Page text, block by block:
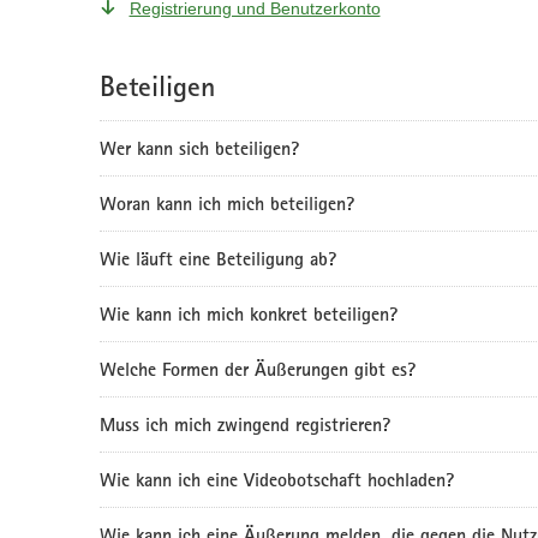
Registrierung und Benutzerkonto
Beteiligen
Wer kann sich beteiligen?
Woran kann ich mich beteiligen?
Wie läuft eine Beteiligung ab?
Wie kann ich mich konkret beteiligen?
Welche Formen der Äußerungen gibt es?
Muss ich mich zwingend registrieren?
Wie kann ich eine Videobotschaft hochladen?